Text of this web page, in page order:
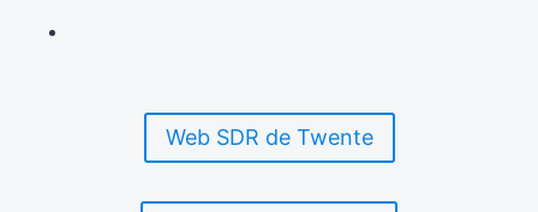
RADIO
Web SDR de Twente